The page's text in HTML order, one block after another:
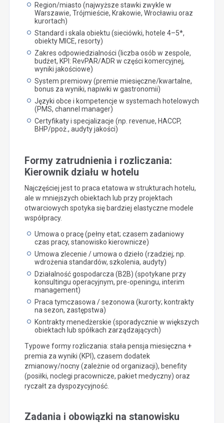
Region/miasto (najwyższe stawki zwykle w
Warszawie, Trójmieście, Krakowie, Wrocławiu oraz
kurortach)
Standard i skala obiektu (sieciówki, hotele 4–5*,
obiekty MICE, resorty)
Zakres odpowiedzialności (liczba osób w zespole,
budżet, KPI: RevPAR/ADR w części komercyjnej,
wyniki jakościowe)
System premiowy (premie miesięczne/kwartalne,
bonus za wyniki, napiwki w gastronomii)
Języki obce i kompetencje w systemach hotelowych
(PMS, channel manager)
Certyfikaty i specjalizacje (np. revenue, HACCP,
BHP/ppoż., audyty jakości)
Formy zatrudnienia i rozliczania:
Kierownik działu w hotelu
Najczęściej jest to praca etatowa w strukturach hotelu,
ale w mniejszych obiektach lub przy projektach
otwarciowych spotyka się bardziej elastyczne modele
współpracy.
Umowa o pracę (pełny etat; czasem zadaniowy
czas pracy, stanowisko kierownicze)
Umowa zlecenie / umowa o dzieło (rzadziej; np.
wdrożenia standardów, szkolenia, audyty)
Działalność gospodarcza (B2B) (spotykane przy
konsultingu operacyjnym, pre-openingu, interim
management)
Praca tymczasowa / sezonowa (kurorty; kontrakty
na sezon, zastępstwa)
Kontrakty menedżerskie (sporadycznie w większych
obiektach lub spółkach zarządzających)
Typowe formy rozliczania: stała pensja miesięczna +
premia za wyniki (KPI), czasem dodatek
zmianowy/nocny (zależnie od organizacji), benefity
(posiłki, noclegi pracownicze, pakiet medyczny) oraz
ryczałt za dyspozycyjność.
Zadania i obowiązki na stanowisku